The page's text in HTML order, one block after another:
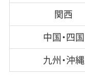
関西
中国・四国
九州・沖縄